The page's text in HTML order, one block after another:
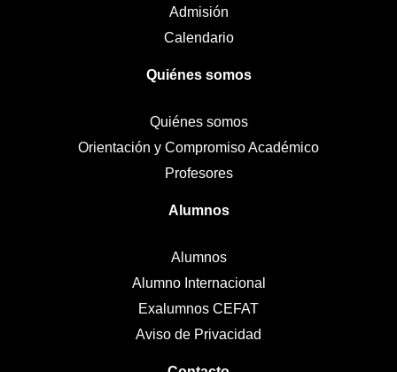
Admisión
Calendario
Quiénes somos
Quiénes somos
Orientación y Compromiso Académico
Profesores
Alumnos
Alumnos
Alumno Internacional
Exalumnos CEFAT
Aviso de Privacidad